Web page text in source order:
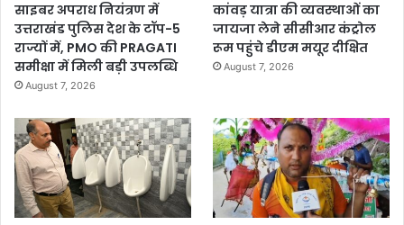
साइबर अपराध नियंत्रण में
उत्तराखंड पुलिस देश के टॉप-5
राज्यों में, PMO की PRAGATI
समीक्षा में मिली बड़ी उपलब्धि
August 7, 2026
कांवड़ यात्रा की व्यवस्थाओं का
जायजा लेने सीसीआर कंट्रोल
रूम पहुंचे डीएम मयूर दीक्षित
August 7, 2026